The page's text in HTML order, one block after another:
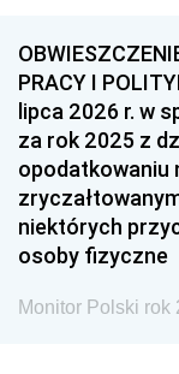
PRACY I
lipca 2026 r. w
za rok 2025 z
opodatkowaniu
niektórych
osoby fizyczne
Monitor Polski rok